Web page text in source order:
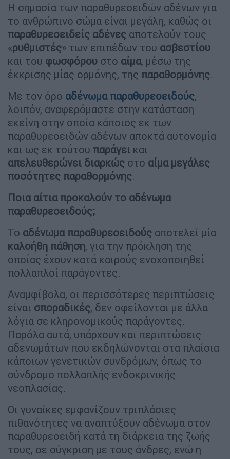
Η σημασία των παραθυρεοειδών αδένων για
το ανθρώπινο σώμα είναι μεγάλη, καθώς οι
παραθυρεοειδείς αδένες αποτελούν τους
«ρυθμιστές» των επιπέδων του ασβεστίου
και του φωσφόρου στο αίμα, μέσω της
έκκρισης μίας ορμόνης, της παραθορμόνης.
Με τον όρο αδένωμα παραθυρεοειδούς,
λοιπόν, αναφερόμαστε στην κατάσταση
εκείνη στην οποία κάποιος εκ των
παραθυρεοειδών αδένων αποκτά αυτονομία
και ως εκ τούτου παράγει και
απελευθερώνει διαρκώς στο αίμα μεγάλες
ποσότητες παραθορμόνης.
Ποια αίτια προκαλούν το αδένωμα
παραθυρεοειδούς;
Το αδένωμα παραθυρεοειδούς αποτελεί μία
καλοήθη πάθηση, για την πρόκληση της
οποίας έχουν κατά καιρούς ενοχοποιηθεί
πολλαπλοί παράγοντες.
Αναμφίβολα, οι περισσότερες περιπτώσεις
είναι σποραδικές, δεν οφείλονται με άλλα
λόγια σε κληρονομικούς παράγοντες.
Παρόλα αυτά, υπάρχουν και περιπτώσεις
αδενωμάτων που εκδηλώνονται στα πλαίσια
κάποιων γενετικών συνδρόμων, όπως το
σύνδρομο πολλαπλής ενδοκρινικής
νεοπλασίας.
Οι γυναίκες εμφανίζουν τριπλάσιες
πιθανότητες να αναπτύξουν αδένωμα στον
παραθυρεοειδή κατά τη διάρκεια της ζωής
τους, σε σύγκριση με τους άνδρες, ενώ η